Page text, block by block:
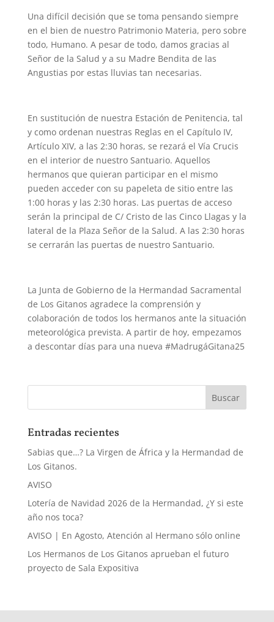
Una difícil decisión que se toma pensando siempre
en el bien de nuestro Patrimonio Materia, pero sobre
todo, Humano. A pesar de todo, damos gracias al
Señor de la Salud y a su Madre Bendita de las
Angustias por estas lluvias tan necesarias.
En sustitución de nuestra Estación de Penitencia, tal
y como ordenan nuestras Reglas en el Capítulo IV,
Artículo XIV, a las 2:30 horas, se rezará el Vía Crucis
en el interior de nuestro Santuario. Aquellos
hermanos que quieran participar en el mismo
pueden acceder con su papeleta de sitio entre las
1:00 horas y las 2:30 horas. Las puertas de acceso
serán la principal de C/ Cristo de las Cinco Llagas y la
lateral de la Plaza Señor de la Salud. A las 2:30 horas
se cerrarán las puertas de nuestro Santuario.
La Junta de Gobierno de la Hermandad Sacramental
de Los Gitanos agradece la comprensión y
colaboración de todos los hermanos ante la situación
meteorológica prevista. A partir de hoy, empezamos
a descontar días para una nueva #MadrugáGitana25
Entradas recientes
Sabias que…? La Virgen de África y la Hermandad de
Los Gitanos.
AVISO
Lotería de Navidad 2026 de la Hermandad, ¿Y si este
año nos toca?
AVISO | En Agosto, Atención al Hermano sólo online
Los Hermanos de Los Gitanos aprueban el futuro
proyecto de Sala Expositiva